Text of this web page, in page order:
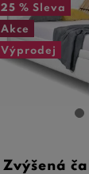
25 % Sleva
Akce
Výprodej
Zvýšená